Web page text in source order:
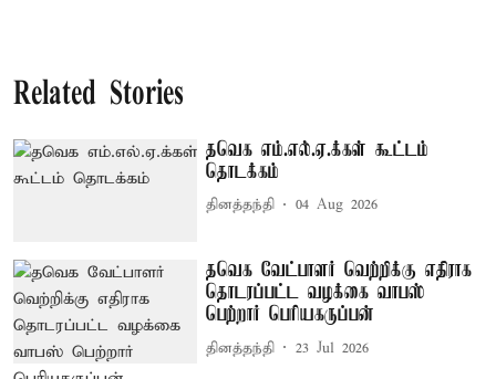
Related Stories
தவெக எம்.எல்.ஏ.க்கள் கூட்டம்
தொடக்கம்
தினத்தந்தி 04 Aug 2026
தவெக வேட்பாளர் வெற்றிக்கு எதிராக
தொடரப்பட்ட வழக்கை வாபஸ்
பெற்றார் பெரியகருப்பன்
தினத்தந்தி 23 Jul 2026